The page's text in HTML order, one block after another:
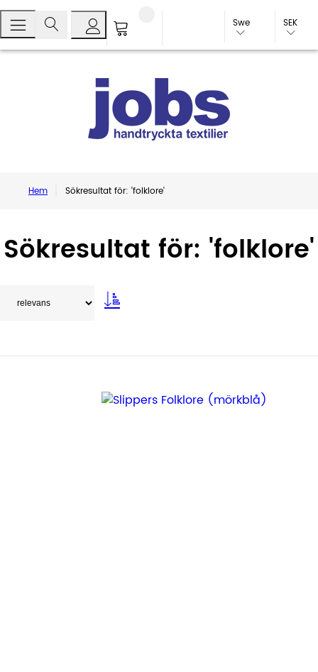
Swe SEK
Hem Sökresultat för: 'folklore'
Sökresultat för: 'folklore'